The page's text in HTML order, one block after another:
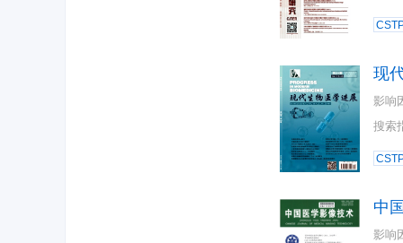
现
影响
搜索
中
影响